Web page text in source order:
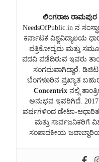
ಲಿಂಗರಾಜ ರಾಮಪುರ
NeedsOfPublic.in ನ
ಕರ್ನಾಟಕ ವಿಶ್ವವಿದ್ಯಾಲಯ
ಪತ್ರಿಕೋದ್ಯಮ ಮತ್ತು
ಪದವಿ ಪಡೆದಿರುವ ಇವರು
ಸಂಗಮವಾಗಿದ್ದಾರೆ.
ಬೆಂಗಳೂರಿನ ಪ್ರಖ್ಯಾತ
Concentrixನಲ್ಲಿ
ಅನುಭವ ಇವರಿಗಿದೆ. 2017
ವರ್ಷಗಳಿಂದ ಡೇಟಾ-
ಮತ್ತು ಸಾರ್ವಜನಿಕರಿಗೆ
ಸಂಪಾದಕೀಯ